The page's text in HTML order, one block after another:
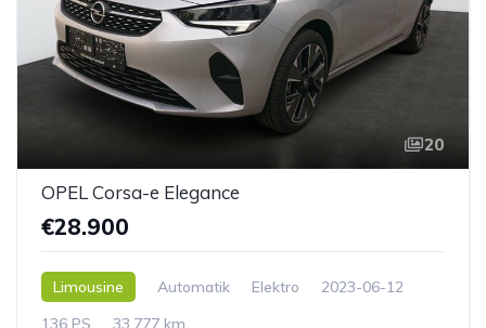
20
OPEL Corsa-e Elegance
€28.900
Limousine Automatik Elektro
2023-06-12
136 PS
33.777 km